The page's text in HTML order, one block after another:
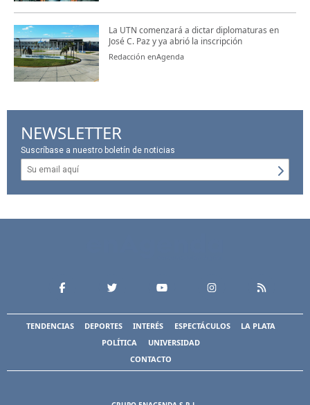
La UTN comenzará a dictar diplomaturas en
José C. Paz y ya abrió la inscripción
Redacción enAgenda
NEWSLETTER
Suscríbase a nuestro boletín de noticias
TENDENCIAS DEPORTES INTERÉS ESPECTÁCULOS
LA PLATA
POLÍTICA
UNIVERSIDAD
CONTACTO